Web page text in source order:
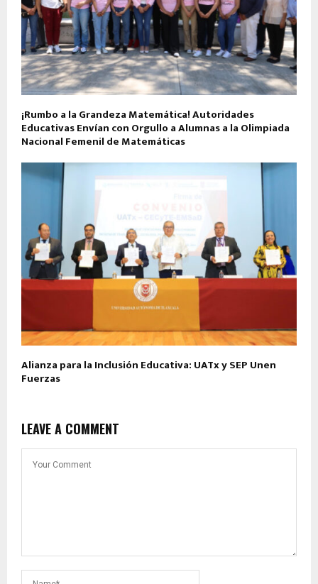
¡Rumbo a la Grandeza Matemática! Autoridades
Educativas Envían con Orgullo a Alumnas a la Olimpiada
Nacional Femenil de Matemáticas
Alianza para la Inclusión Educativa: UATx y SEP Unen
Fuerzas
LEAVE A COMMENT